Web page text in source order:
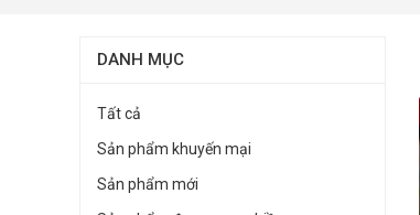
DANH MỤC
Tất cả
Sản phẩm khuyến mại
Sản phẩm mới